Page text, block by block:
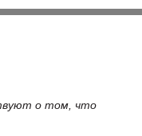
о том, что